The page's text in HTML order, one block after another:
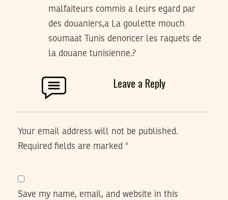
malfaiteurs commis a leurs egard par
des douaniers,a La goulette mouch
soumaat Tunis denoncer les raquets de
la douane tunisienne.?
Leave a Reply
Your email address will not be published.
Required fields are marked *
Save my name, email, and website in this